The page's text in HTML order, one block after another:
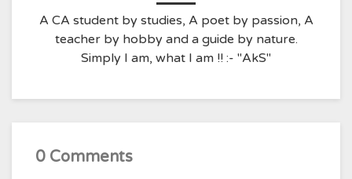
A CA student by studies, A poet by passion, A
teacher by hobby and a guide by nature.
Simply I am, what I am !! :- "AkS"
0 Comments